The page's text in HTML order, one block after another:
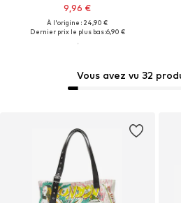
9,96 €
À l'origine : 24,90 €
Dernier prix le plus bas :6,90 €
Vous avez vu 32